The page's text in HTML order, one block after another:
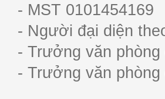
- MST 0101454169
- Người đại diện
- Trưởng văn
- Trưởng văn